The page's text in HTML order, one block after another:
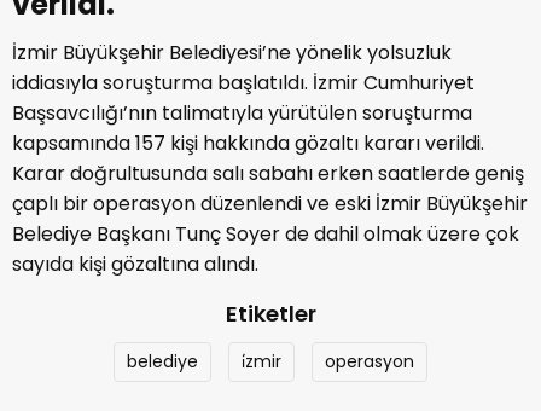
İzmir Büyükşehir Belediyesi’ne yönelik yolsuzluk
iddiasıyla soruşturma başlatıldı. İzmir Cumhuriyet
Başsavcılığı’nın talimatıyla yürütülen soruşturma
kapsamında 157 kişi hakkında gözaltı kararı verildi.
Karar doğrultusunda salı sabahı erken saatlerde geniş
çaplı bir operasyon düzenlendi ve eski İzmir Büyükşehir
Belediye Başkanı Tunç Soyer de dahil olmak üzere çok
sayıda kişi gözaltına alındı.
Etiketler
belediye i̇zmir operasyon